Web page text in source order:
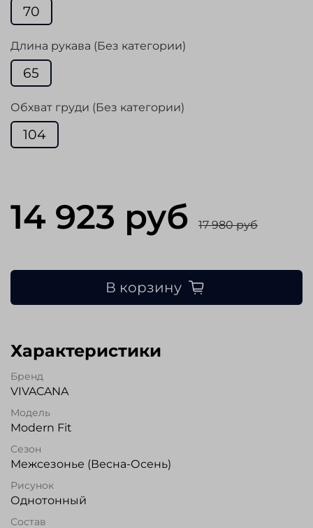
70
Длина рукава (Без категории)
65
Обхват груди (Без категории)
104
14 923 руб 17 980 руб
В корзину
Характеристики
Бренд
VIVACANA
Модель
Modern Fit
Сезон
Межсезонье (Весна-Осень)
Рисунок
Однотонный
Состав